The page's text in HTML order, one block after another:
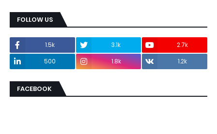
FOLLOW US
1.5k 3.1k
2.7k
500
1.8k 1.2k
FACEBOOK